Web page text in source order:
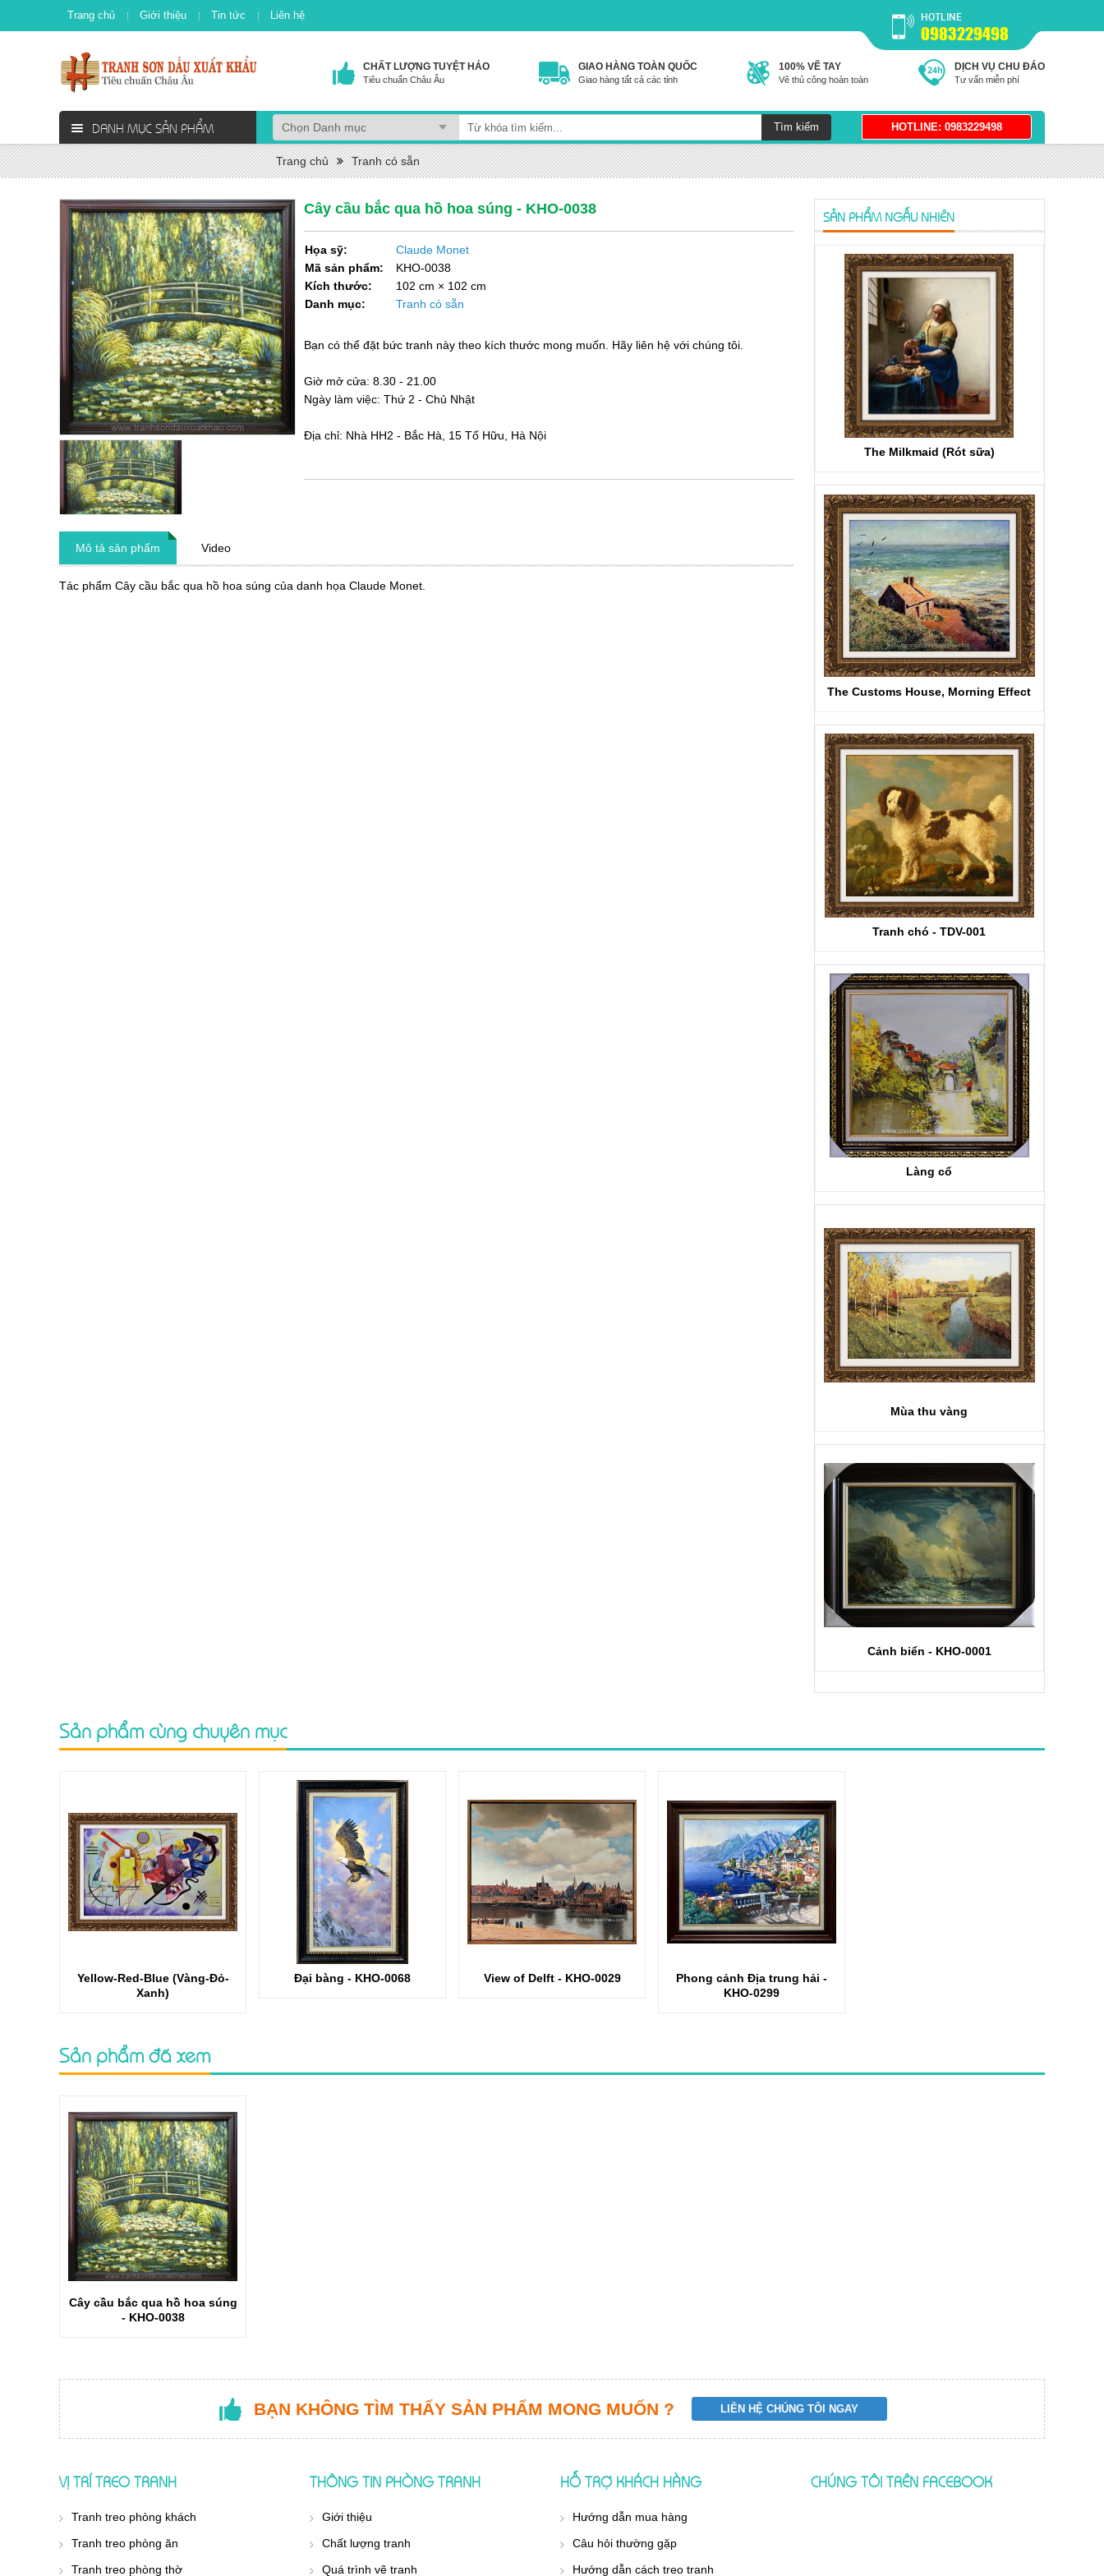
Trang chủ Giới thiệu Tin tức Liên hệ HOTLINE
0983229498
CHẤT LƯỢNG TUYỆT HẢO
Tiêu chuẩn Châu Âu
GIAO HÀNG TOÀN QUỐC
Giao hàng tất cả các tỉnh
100% VẼ TAY
Vẽ thủ công hoàn toàn
DỊCH VỤ CHU ĐÁO
Tư vấn miễn phí
DANH MỤC SẢN PHẨM
Trang chủ Tranh có sẵn
Cây cầu bắc qua hồ hoa súng - KHO-0038
Họa sỹ:
Mã sản phẩm:
Kích thước:
Danh mục:
Claude Monet
KHO-0038
102 cm × 102 cm
Tranh có sẵn
Bạn có thể đặt bức tranh này theo kích thước mong muốn. Hãy liên hệ với chúng tôi.
Giờ mở cửa: 8.30 - 21.00
Ngày làm việc: Thứ 2 - Chủ Nhật
Địa chỉ: Nhà HH2 - Bắc Hà, 15 Tố Hữu, Hà Nội
Mô tả sản phẩm Video
Tác phẩm Cây cầu bắc qua hồ hoa súng của danh họa Claude Monet.
SẢN PHẨM NGẪU NHIÊN
The Milkmaid (Rót sữa)
The Customs House, Morning Effect
Tranh chó - TDV-001
Làng cổ
Mùa thu vàng
Cảnh biển - KHO-0001
Sản phẩm cùng chuyên mục
Yellow-Red-Blue (Vàng-Đỏ-
Xanh)
Đại bàng - KHO-0068 View of Delft - KHO-0029
Phong cảnh Địa trung hải -
KHO-0299
Sản phẩm đã xem
Cây cầu bắc qua hồ hoa súng
- KHO-0038
BẠN KHÔNG TÌM THẤY SẢN PHẨM MONG MUỐN ?
VỊ TRÍ TREO TRANH
Tranh treo phòng khách
Tranh treo phòng ăn
Tranh treo phòng thờ
THÔNG TIN PHÒNG TRANH
Giới thiệu
Chất lượng tranh
Quá trình vẽ tranh
HỖ TRỢ KHÁCH HÀNG
Hướng dẫn mua hàng
Câu hỏi thường gặp
Hướng dẫn cách treo tranh
CHÚNG TÔI TRÊN FACEBOOK